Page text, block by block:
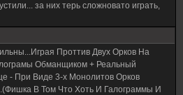
за них терь сложновато играть,
Проттив Двух Орков На
Обманщиком + Реальный
- При Виде 3-х Монолитов Орков
В Том Что Хоть И Галограммы И